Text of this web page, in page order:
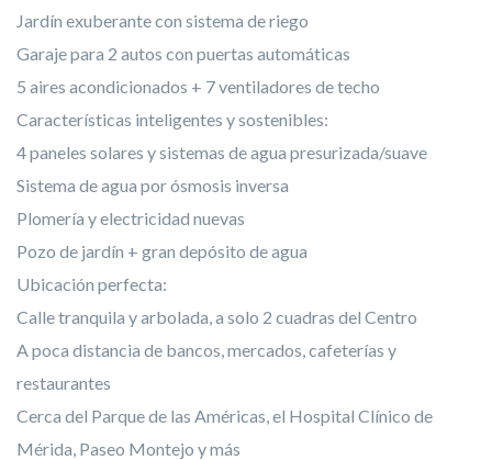
Jardín exuberante con sistema de riego
Garaje para 2 autos con puertas automáticas
5 aires acondicionados + 7 ventiladores de techo
Características inteligentes y sostenibles:
4 paneles solares y sistemas de agua presurizada/suave
Sistema de agua por ósmosis inversa
Plomería y electricidad nuevas
Pozo de jardín + gran depósito de agua
Ubicación perfecta:
Calle tranquila y arbolada, a solo 2 cuadras del Centro
A poca distancia de bancos, mercados, cafeterías y
restaurantes
Cerca del Parque de las Américas, el Hospital Clínico de
Mérida, Paseo Montejo y más